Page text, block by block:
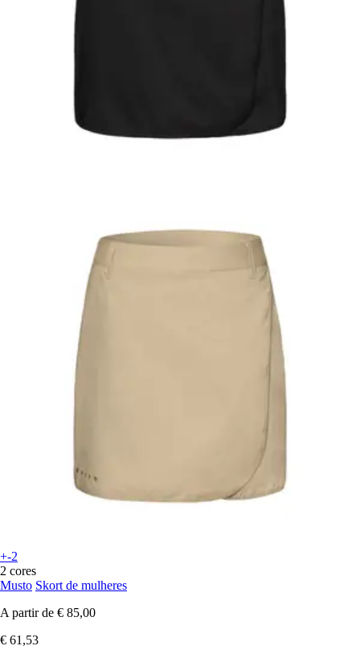
+-2
2 cores
Musto Skort de mulheres
A partir de € 85,00
€ 61,53